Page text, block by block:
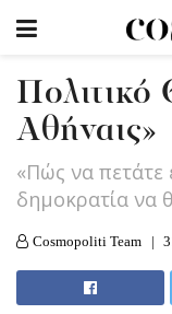
Πολιτικό
Αθήναις»
«Πώς να
δημοκρατία να
Cosmopoliti Team